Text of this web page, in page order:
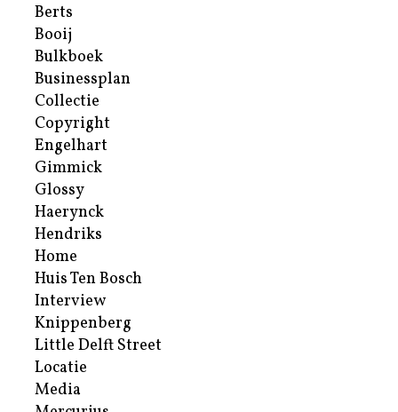
Berts
Booij
Bulkboek
Businessplan
Collectie
Copyright
Engelhart
Gimmick
Glossy
Haerynck
Hendriks
Home
Huis Ten Bosch
Interview
Knippenberg
Little Delft Street
Locatie
Media